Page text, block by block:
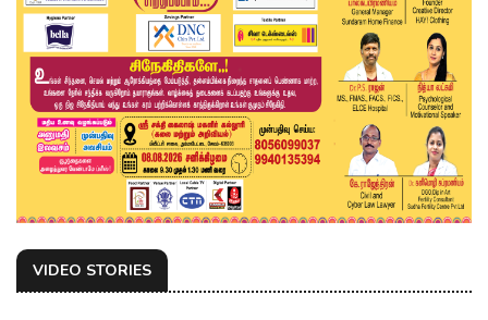
VIDEO STORIES